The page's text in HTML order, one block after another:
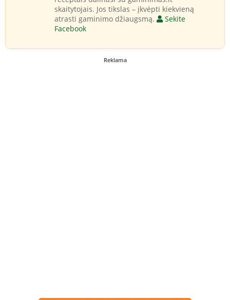
skaitytojais. Jos tikslas – įkvėpti kiekvieną
atrasti gaminimo džiaugsmą.
Sekite
Facebook
Reklama